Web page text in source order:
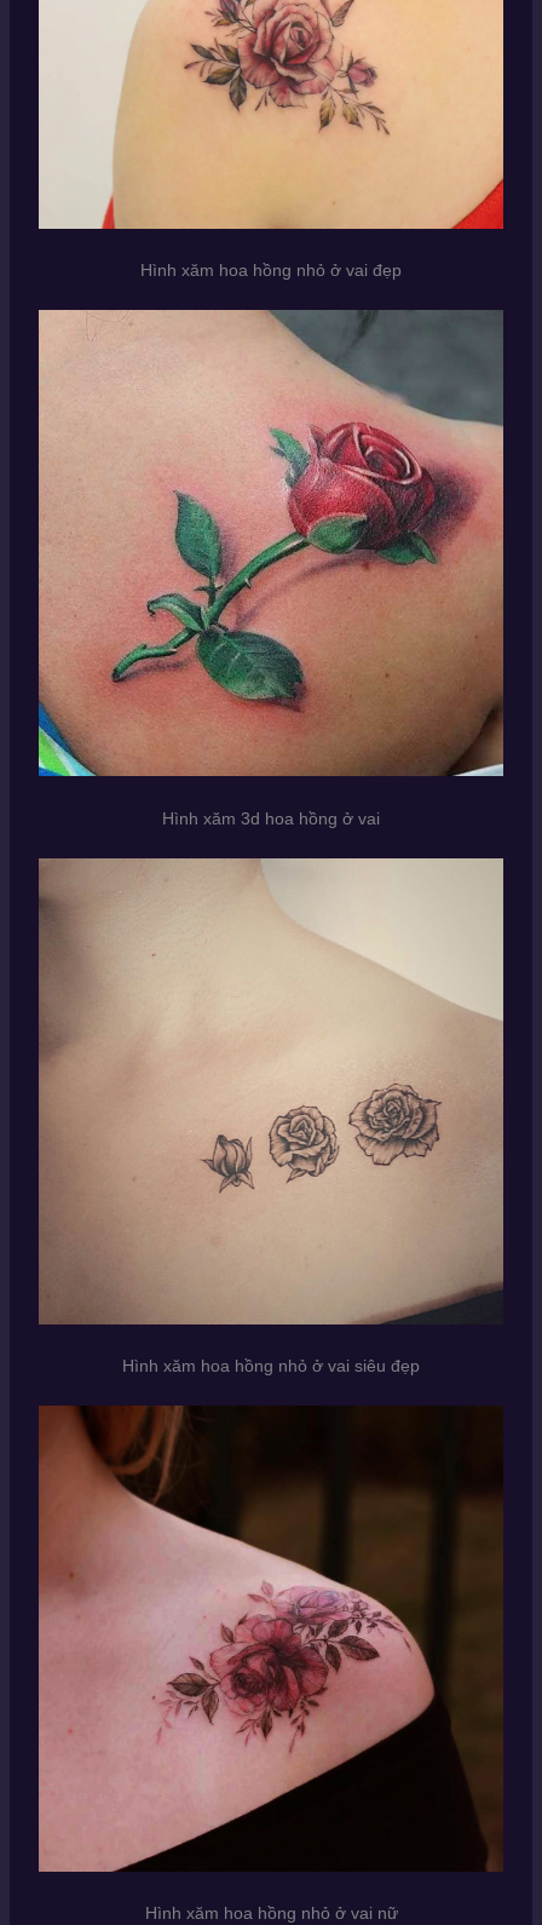
Hình xăm hoa hồng nhỏ ở vai đẹp
Hình xăm 3d hoa hồng ở vai
Hình xăm hoa hồng nhỏ ở vai siêu đẹp
Hình xăm hoa hồng nhỏ ở vai nữ